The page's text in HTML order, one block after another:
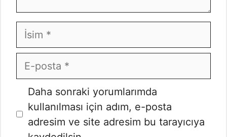
İsim
E-
posta
İnternet
sitesi
Daha sonraki yorumlarımda
kullanılması için adım, e-posta
adresim ve site adresim bu tarayıcıya